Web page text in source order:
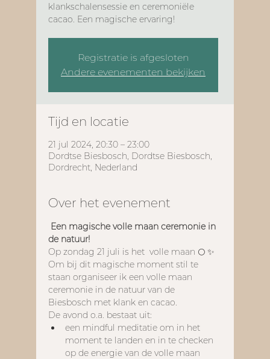
klankschalensessie en ceremoniële
cacao. Een magische ervaring!
Registratie is afgesloten
Andere evenementen bekijken
Tijd en locatie
21 jul 2024, 20:30 – 23:00
Dordtse Biesbosch, Dordtse Biesbosch,
Dordrecht, Nederland
Over het evenement
Een magische volle maan ceremonie in
de natuur!
Op zondag 21 juli is het  volle maan 🌕 ✨
Om bij dit magische moment stil te
staan organiseer ik een volle maan
ceremonie in de natuur van de
Biesbosch met klank en cacao.
De avond o.a. bestaat uit:
een mindful meditatie om in het
moment te landen en in te checken
op de energie van de volle maan